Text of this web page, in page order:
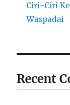
Ciri-Ciri
Waspadai
Recent